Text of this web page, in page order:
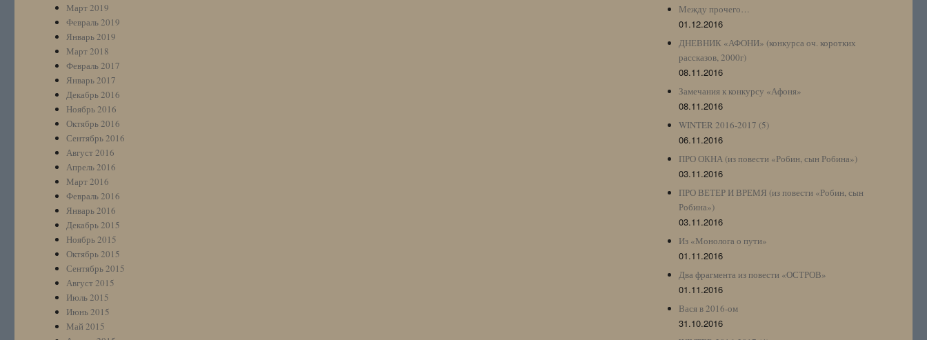
Март 2019
Февраль 2019
Январь 2019
Март 2018
Февраль 2017
Январь 2017
Декабрь 2016
Ноябрь 2016
Октябрь 2016
Сентябрь 2016
Август 2016
Апрель 2016
Март 2016
Февраль 2016
Январь 2016
Декабрь 2015
Ноябрь 2015
Октябрь 2015
Сентябрь 2015
Август 2015
Июль 2015
Июнь 2015
Май 2015
Между прочего…
01.12.2016
ДНЕВНИК «АФОНИ» (конкурса оч. коротких
рассказов, 2000г)
08.11.2016
Замечания к конкурсу «Афоня»
08.11.2016
WINTER 2016-2017 (5)
06.11.2016
ПРО ОКНА (из повести «Робин, сын Робина»)
03.11.2016
ПРО ВЕТЕР И ВРЕМЯ (из повести «Робин, сын
Робина»)
03.11.2016
Из «Монолога о пути»
01.11.2016
Два фрагмента из повести «ОСТРОВ»
01.11.2016
Вася в 2016-ом
31.10.2016